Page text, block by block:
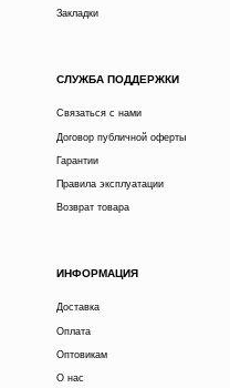
Закладки
СЛУЖБА ПОДДЕРЖКИ
Связаться с нами
Договор публичной оферты
Гарантии
Правила эксплуатации
Возврат товара
ИНФОРМАЦИЯ
Доставка
Оплата
Оптовикам
О нас